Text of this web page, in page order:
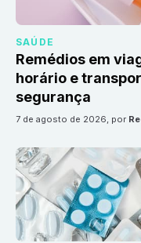
SAÚDE
Remédios em
horário e
segurança
7 de agosto de 2026, por